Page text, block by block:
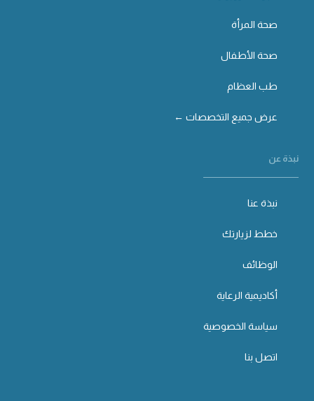
صحة المرأة
صحة الأطفال
طب العظام
عرض جميع التخصصات ←
نبذة عن
نبذة عنا
خطط لزيارتك
الوظائف
أكاديمية الرعاية
سياسة الخصوصية
اتصل بنا